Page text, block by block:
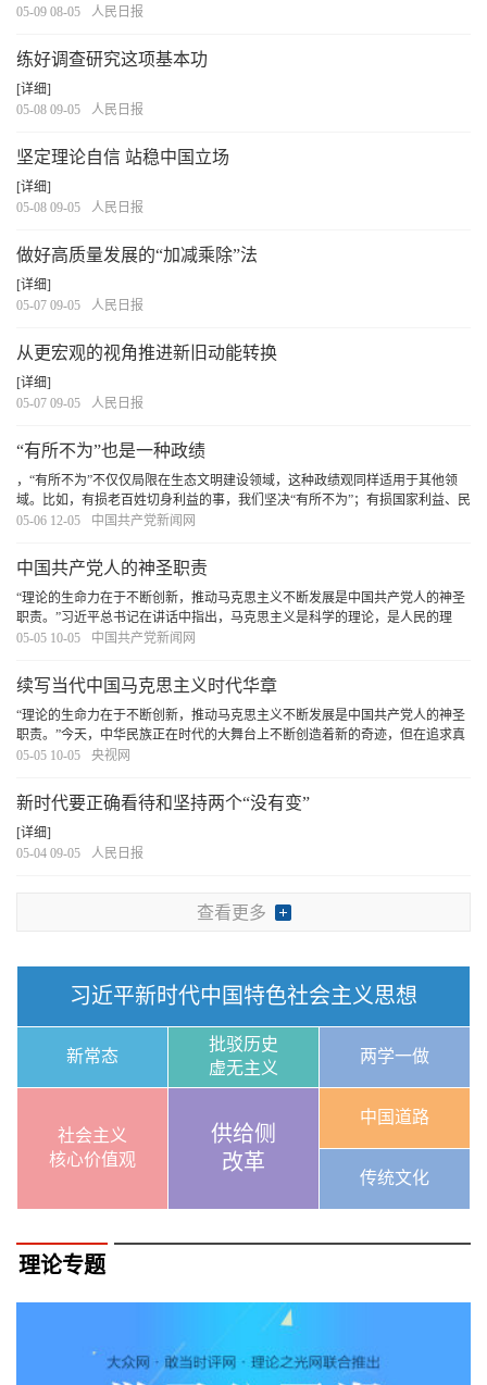
05-09 08-05 人民日报
练好调查研究这项基本功
[详细]
05-08 09-05
人民日报
坚定理论自信 站稳中国立场
[详细]
05-08 09-05
人民日报
做好高质量发展的“加减乘除”法
[详细]
05-07 09-05
人民日报
从更宏观的视角推进新旧动能转换
[详细]
05-07 09-05
人民日报
“有所不为”也是一种政绩
，“有所不为”不仅仅局限在生态文明建设领域，这种政绩观同样适用于其他领
域。比如，有损老百姓切身利益的事，我们坚决“有所不为”；有损国家利益、民
族感情的事，我们坚决“有所不为”；有损世界和平、人类进步的事，我们坚决
05-06 12-05 中国共产党新闻网
中国共产党人的神圣职责
“理论的生命力在于不断创新，推动马克思主义不断发展是中国共产党人的神圣
职责。”习近平总书记在讲话中指出，马克思主义是科学的理论，是人民的理
论，是实践的理论，是不断发展的开放的理论。
05-05 10-05 中国共产党新闻网
续写当代中国马克思主义时代华章
“理论的生命力在于不断创新，推动马克思主义不断发展是中国共产党人的神圣
职责。”今天，中华民族正在时代的大舞台上不断创造着新的奇迹，但在追求真
理的道路上我们并未止步。我们要更加深入地推动马克思主义同当代中国发展
05-05 10-05 央视网
新时代要正确看待和坚持两个“没有变”
[详细]
05-04 09-05
人民日报
查看更多
习近平新时代中国特色社会主义思想
新常态
批驳历史
虚无主义
两学一做
社会主义
核心价值观
供给侧
改革
中国道路
传统文化
理论专题